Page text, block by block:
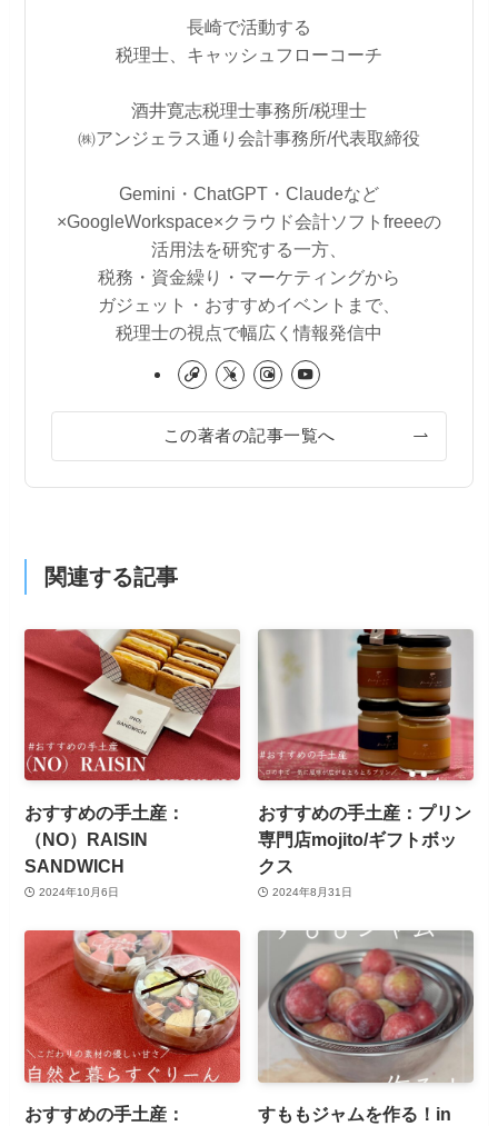
長崎で活動する
税理士、キャッシュフローコーチ
酒井寛志税理士事務所/税理士
㈱アンジェラス通り会計事務所/代表取締役
Gemini・ChatGPT・Claudeなど
×GoogleWorkspace×クラウド会計ソフトfreeeの
活用法を研究する一方、
税務・資金繰り・マーケティングから
ガジェット・おすすめイベントまで、
税理士の視点で幅広く情報発信中
この著者の記事一覧へ
関連する記事
おすすめの手土産：
（NO）RAISIN
SANDWICH
2024年10月6日
おすすめの手土産：プリン
専門店mojito/ギフトボッ
クス
2024年8月31日
おすすめの手土産：
すももジャムを作る！in